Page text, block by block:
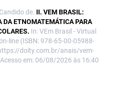
de. II. VEM BRASIL:
DA ETNOMATEMÁTICA PARA
In: VEm Brasil - Virtual
line (ISBN: 978-65-00-05988-
doity.com.br/anais/vem-
em: 06/08/2026 às 16:40